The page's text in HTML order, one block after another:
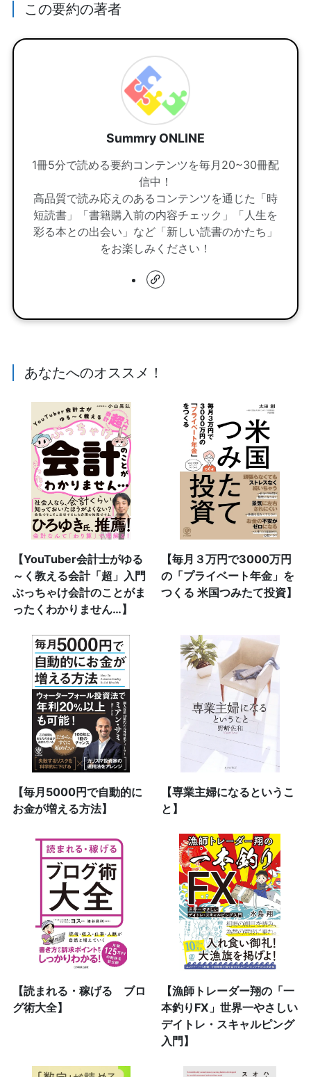
この要約の著者
Summry ONLINE
1冊5分で読める要約コンテンツを毎月20~30冊配
信中！
高品質で読み応えのあるコンテンツを通じた「時
短読書」「書籍購入前の内容チェック」「人生を
彩る本との出会い」など「新しい読書のかたち」
をお楽しみください！
あなたへのオススメ！
【YouTuber会計士がゆる
～く教える会計「超」入門
ぶっちゃけ会計のことがま
ったくわかりません…】
【毎月３万円で3000万円
の「プライベート年金」を
つくる 米国つみたて投資】
【毎月5000円で自動的に
お金が増える方法】
【専業主婦になるというこ
と】
【読まれる・稼げる ブロ
グ術大全】
【漁師トレーダー翔の「一
本釣りFX」世界一やさしい
デイトレ・スキャルピング
入門】